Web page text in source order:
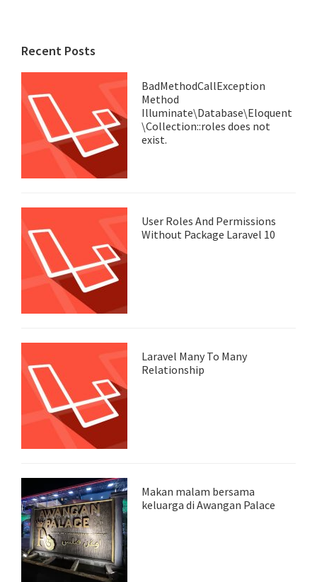
Recent Posts
BadMethodCallException
Method
Illuminate\Database\Eloquent
\Collection::roles does not
exist.
User Roles And Permissions
Without Package Laravel 10
Laravel Many To Many
Relationship
Makan malam bersama
keluarga di Awangan Palace